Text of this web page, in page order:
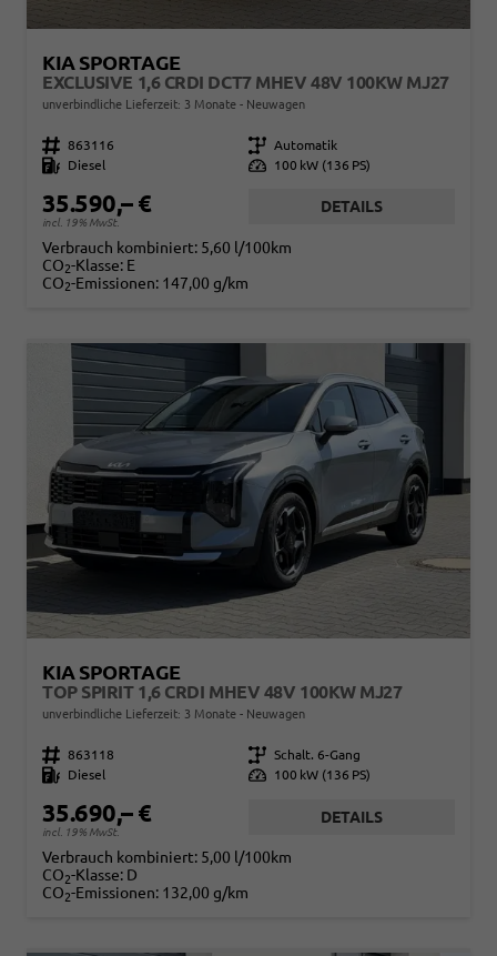
KIA SPORTAGE
EXCLUSIVE 1,6 CRDI DCT7 MHEV 48V 100KW MJ27
unverbindliche Lieferzeit: 3 Monate Neuwagen
Fahrzeugnr. 863116 Getriebe
Automatik
Kraftstoff
Diesel Leistung 100 kW (136 PS)
35.590,– €
incl. 19% MwSt.
DETAILS
Verbrauch kombiniert: 5,60 l/100km
CO2-Klasse: E
CO2-Emissionen: 147,00 g/km
KIA SPORTAGE
TOP SPIRIT 1,6 CRDI MHEV 48V 100KW MJ27
unverbindliche Lieferzeit: 3 Monate Neuwagen
Fahrzeugnr. 863118 Getriebe Schalt. 6-Gang
Kraftstoff
Diesel Leistung 100 kW (136 PS)
35.690,– €
incl. 19% MwSt.
DETAILS
Verbrauch kombiniert: 5,00 l/100km
CO2-Klasse: D
CO2-Emissionen: 132,00 g/km